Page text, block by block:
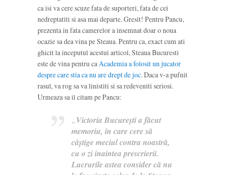
ca isi va cere scuze fata de suporteri, fata de cei
nedreptatiti si asa mai departe. Gresit! Pentru Pancu,
prezenta in fata camerelor a insemnat doar o noua
ocazie sa dea vina pe Steaua. Pentru ca, exact cum ati
ghicit la inceputul acestui articol, Steaua Bucuresti
este de vina pentru caAcademia a folosit un jucator
despre care stia ca nu are drept de joc. Daca v-a pufnit
rasul, va rog sa va linistiti si sa redeveniti seriosi.
Urmeaza sa il citam pe Pancu:
„Victoria Bucureşti a făcut
memoriu, în care cere să
câştige meciul contra noastră,
cu o zi înaintea prescrierii.
Lucrurile astea consider că nu